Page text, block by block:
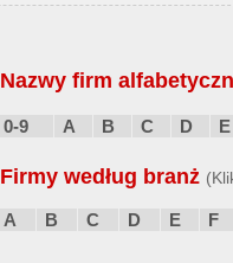
Nazwy firm
0-9 A B C D E
Firmy według branż
A B C D E F